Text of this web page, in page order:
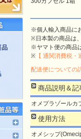
※個人輸入商品に
※日本製の商品は
※ヤマト便の商品
※ 【 通関消費税
配送便についての
商品説明＆記
オメプラゾールカ
使用方法
オメシップ